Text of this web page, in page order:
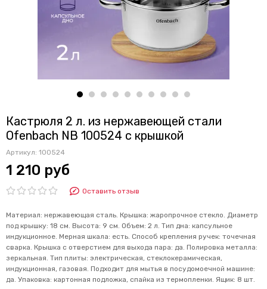
Кастрюля 2 л. из нержавеющей стали
Ofenbach NB 100524 с крышкой
Артикул: 100524
1 210 руб
Оставить отзыв
Материал: нержавеющая сталь. Крышка: жаропрочное стекло. Диаметр
под крышку: 18 см. Высота: 9 см. Объем: 2 л. Тип дна: капсульное
индукционное. Мерная шкала: есть. Способ крепления ручек: точечная
сварка. Крышка с отверстием для выхода пара: да. Полировка металла:
зеркальная. Тип плиты: электрическая, стеклокерамическая,
индукционная, газовая. Подходит для мытья в посудомоечной машине:
да. Упаковка: картонная подложка, спайка из термопленки. Ящик: 8 шт.